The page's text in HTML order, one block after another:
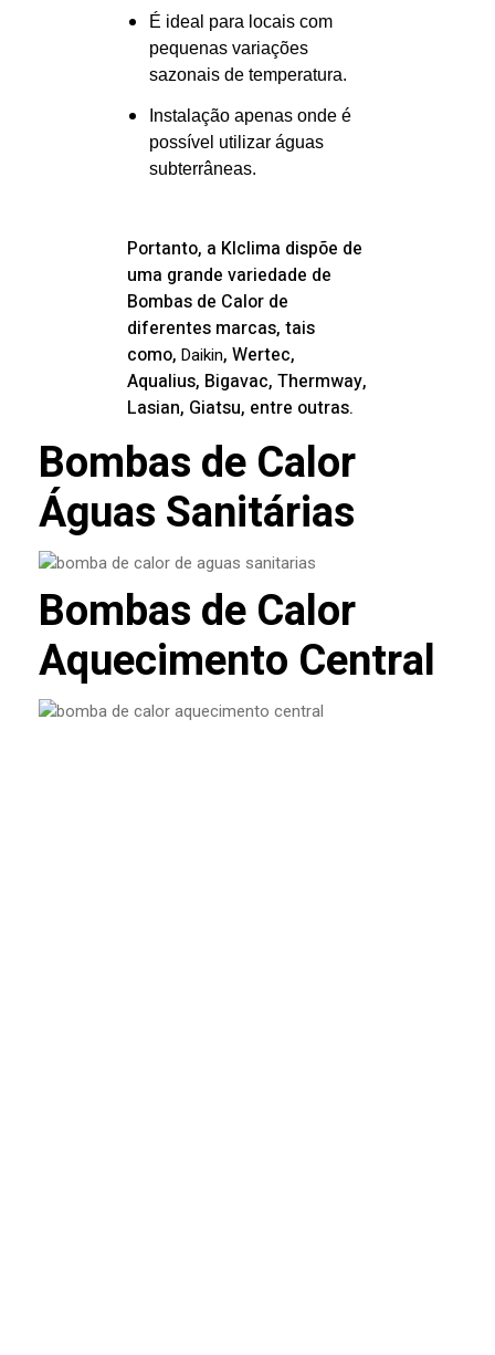
É ideal para locais com
pequenas variações
sazonais de temperatura.
Instalação apenas onde é
possível utilizar águas
subterrâneas.
Portanto, a Klclima dispõe de
uma grande variedade de
Bombas de Calor de
diferentes marcas, tais
como, Daikin, Wertec,
Aqualius, Bigavac, Thermway,
Lasian, Giatsu, entre outras.
Bombas de Calor
Águas Sanitárias
Bombas de Calor
Aquecimento Central